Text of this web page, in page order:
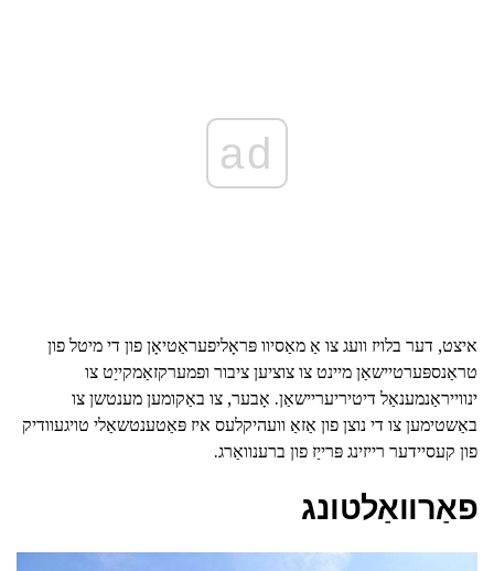
ad
איצט, דער בלויז וועג צו אַ מאַסיוו פּראָליפעראַטיאָן פון די מיטל פון
טראַנספּערטיישאַן מיינט צו צוציען ציבור ופמערקזאַמקייַט צו
ינווייראַנמענאַל דיטיריעריישאַן. אָבער, צו באַקומען מענטשן צו
באַשטימען צו די נוצן פון אַזאַ וועהיקלעס איז פּאַטענטשאַלי טויגעוודיק
פון קעסיידער רייזינג פּרייַז פון ברענוואַרג.
פאַרוואַלטונג